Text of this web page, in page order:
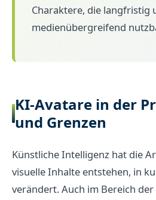
Charaktere, die langfristig
medienübergreifend
KI-Avatare in der
und Grenzen
Künstliche Intelligenz hat die
visuelle Inhalte entstehen, in
verändert. Auch im Bereich